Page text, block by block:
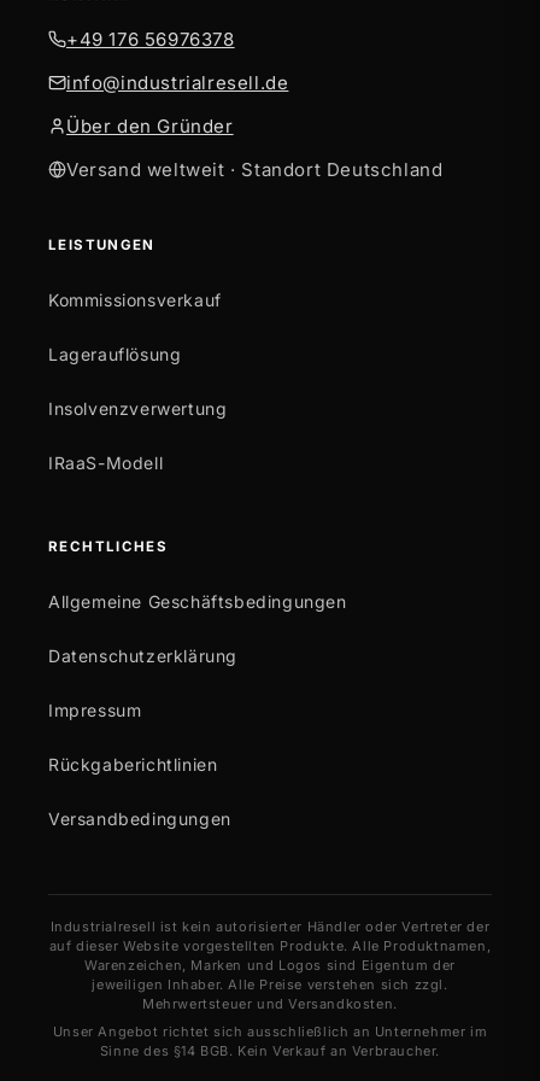
+49 176 56976378
info@industrialresell.de
Über den Gründer
Versand weltweit · Standort Deutschland
LEISTUNGEN
Kommissionsverkauf
Lagerauflösung
Insolvenzverwertung
IRaaS-Modell
RECHTLICHES
Allgemeine Geschäftsbedingungen
Datenschutzerklärung
Impressum
Rückgaberichtlinien
Versandbedingungen
Industrialresell ist kein autorisierter Händler oder Vertreter der
auf dieser Website vorgestellten Produkte. Alle Produktnamen,
Warenzeichen, Marken und Logos sind Eigentum der
jeweiligen Inhaber. Alle Preise verstehen sich zzgl.
Mehrwertsteuer und Versandkosten.
Unser Angebot richtet sich ausschließlich an Unternehmer im
Sinne des §14 BGB. Kein Verkauf an Verbraucher.